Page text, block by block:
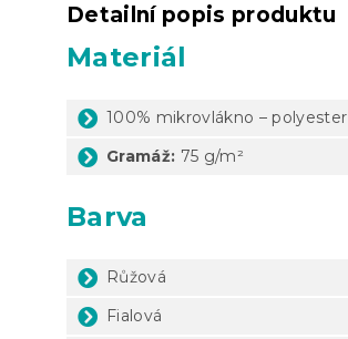
Detailní popis produktu
Materiál
100% mikrovlákno – polyester
Gramáž: 75 g/m²
Barva
Růžová
Fialová